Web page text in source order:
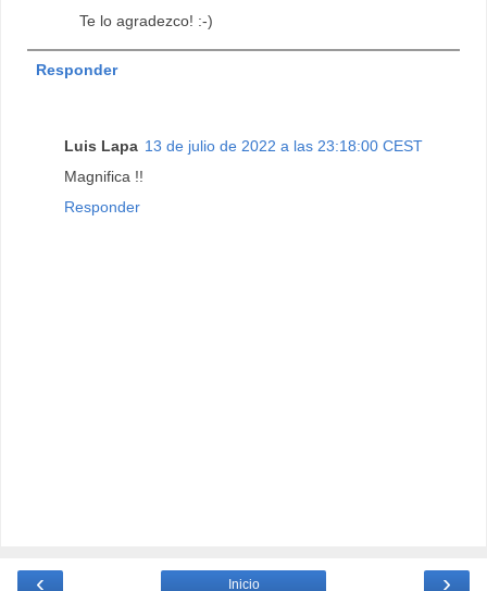
Te lo agradezco! :-)
Responder
Luis Lapa 13 de julio de 2022 a las 23:18:00 CEST
Magnifica !!
Responder
‹ ›
Inicio